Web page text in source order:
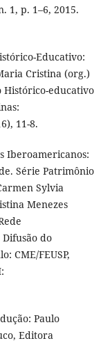
1, p. 1–6, 2015.
Educativo:
Cristina (org.)
Histórico-educativo
11-8.
Iberoamericanos:
Série Patrimônio
Sylvia
Menezes
do
CME/FEUSP,
Paulo
Editora